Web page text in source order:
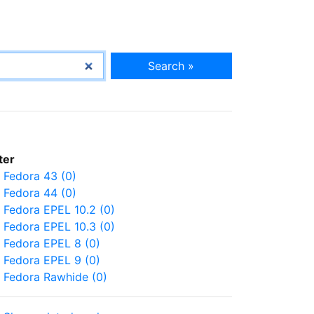
Search »
Fedora 43 (0)
Fedora 44 (0)
Fedora EPEL 10.2 (0)
Fedora EPEL 10.3 (0)
Fedora EPEL 8 (0)
Fedora EPEL 9 (0)
Fedora Rawhide (0)